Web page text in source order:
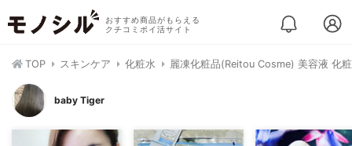
おすすめ商品がもらえる
クチコミポイ活サイト
TOP スキンケア 化粧水 麗凍化粧品(Reitou Cosme) 美容液 化
baby Tiger